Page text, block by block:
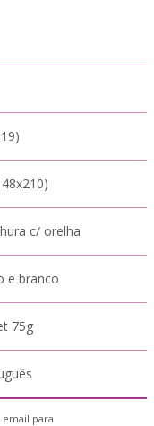
c/ orelha
e branco
75g
para